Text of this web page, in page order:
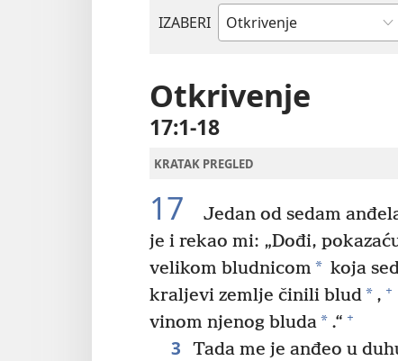
IZABERI
Biblijska
Otkrivenje
17:1-18
KRATAK PREGLED
17 Jedan od sedam
je i rekao mi: „Dođi,
velikom bludnicom * koja
kraljevi zemlje činili blud* , +
vinom njenog bluda* .“ +
3
Tada me je anđeo u